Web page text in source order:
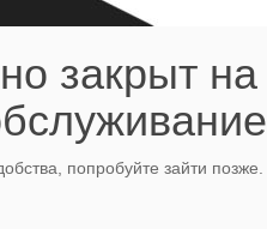
закрыт на
попробуйте зайти позже.